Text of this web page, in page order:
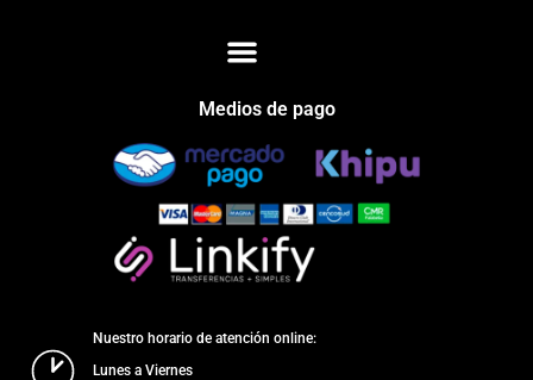
Medios de pago
Nuestro horario de atención online:
Lunes a Viernes